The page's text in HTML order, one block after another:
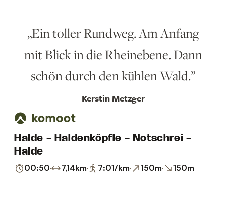
Ein toller Rundweg. Am Anfang
mit Blick in die Rheinebene. Dann
schön durch den kühlen Wald.
Kerstin Metzger